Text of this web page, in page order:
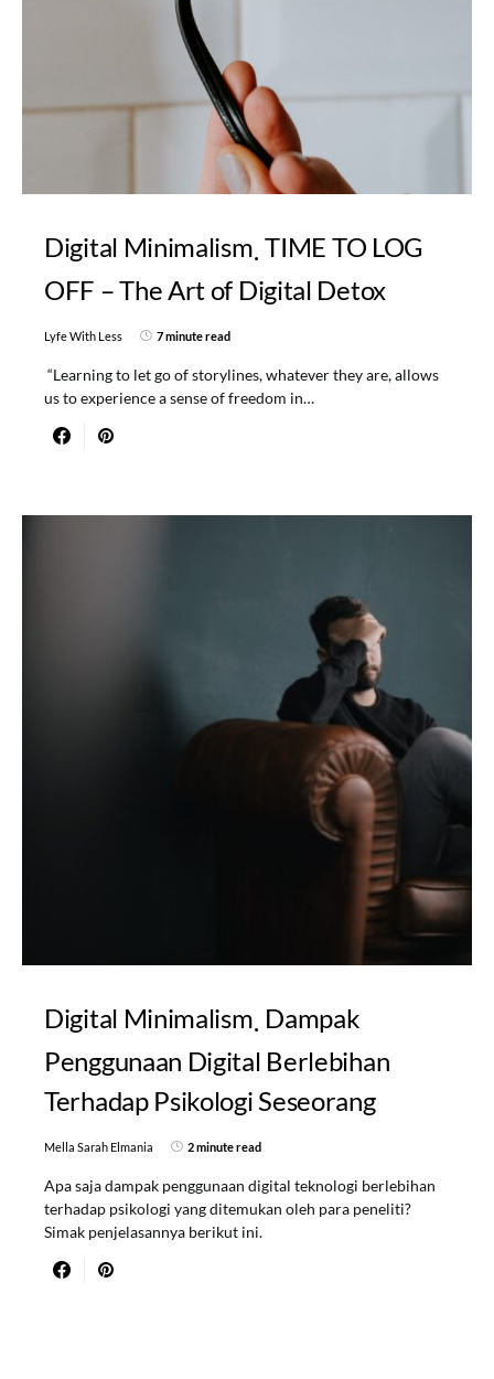
Digital Minimalism TIME TO LOG
OFF – The Art of Digital Detox
Lyfe With Less 7 minute read
“Learning to let go of storylines, whatever they are, allows
us to experience a sense of freedom in…
Digital Minimalism Dampak
Penggunaan Digital Berlebihan
Terhadap Psikologi Seseorang
Mella Sarah Elmania 2 minute read
Apa saja dampak penggunaan digital teknologi berlebihan
terhadap psikologi yang ditemukan oleh para peneliti?
Simak penjelasannya berikut ini.